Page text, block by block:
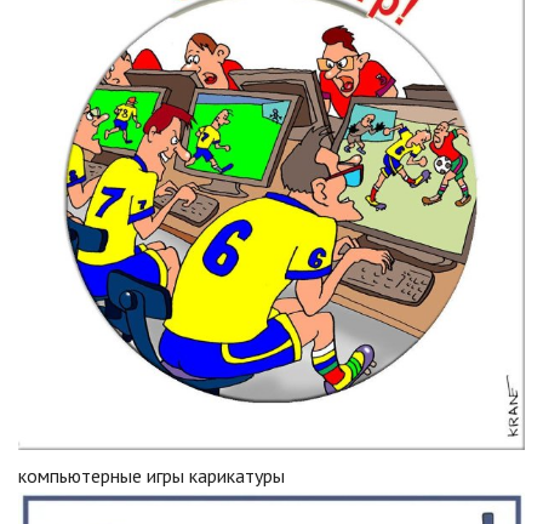
компьютерные игры карикатуры